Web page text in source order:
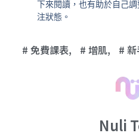
下來閱讀，也有助於自己
注狀態。
免費課表, 增肌,
Nuli